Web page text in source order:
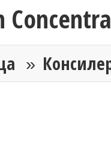
»